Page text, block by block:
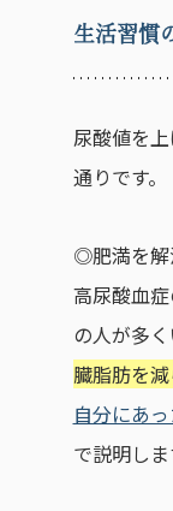
生活習慣
尿酸値を
通りです。
◎肥満を解
高尿酸血
の人が多
臓脂肪を
自分にあ
で説明しま